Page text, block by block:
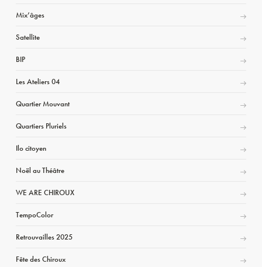
Mix’âges
Satellite
BIP
Les Ateliers 04
Quartier Mouvant
Quartiers Pluriels
Ilo citoyen
Noël au Théâtre
WE ARE CHIROUX
TempoColor
Retrouvailles 2025
Fête des Chiroux